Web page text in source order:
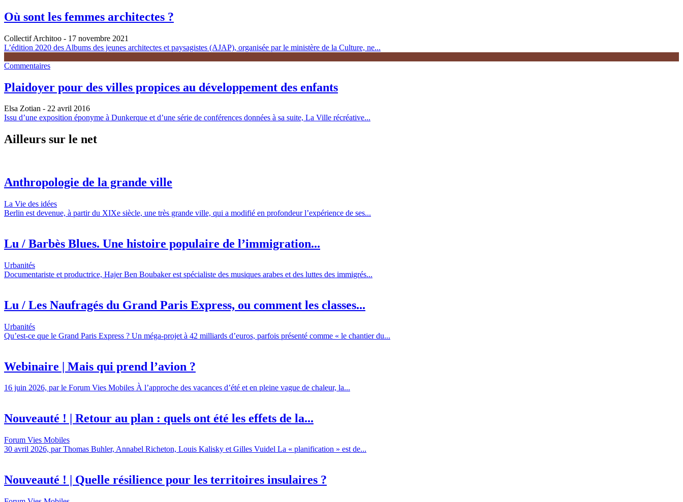
Où sont les femmes architectes ?
Collectif Architoo - 17 novembre 2021
L’édition 2020 des Albums des jeunes architectes et paysagistes (AJAP), organisée par le ministère de la Culture, ne...
Commentaires
Plaidoyer pour des villes propices au développement des enfants
Elsa Zotian - 22 avril 2016
Issu d’une exposition éponyme à Dunkerque et d’une série de conférences données à sa suite, La Ville récréative...
Ailleurs sur le net
Anthropologie de la grande ville
La Vie des idées
Berlin est devenue, à partir du XIXe siècle, une très grande ville, qui a modifié en profondeur l’expérience de ses...
Lu / Barbès Blues. Une histoire populaire de l’immigration...
Urbanités
Documentariste et productrice, Hajer Ben Boubaker est spécialiste des musiques arabes et des luttes des immigrés...
Lu / Les Naufragés du Grand Paris Express, ou comment les classes...
Urbanités
Qu’est-ce que le Grand Paris Express ? Un méga-projet à 42 milliards d’euros, parfois présenté comme « le chantier du...
Webinaire | Mais qui prend l’avion ?
16 juin 2026, par le Forum Vies Mobiles À l’approche des vacances d’été et en pleine vague de chaleur, la...
Nouveauté ! | Retour au plan : quels ont été les effets de la...
Forum Vies Mobiles
30 avril 2026, par Thomas Buhler, Annabel Richeton, Louis Kalisky et Gilles Vuidel La « planification » est de...
Nouveauté ! | Quelle résilience pour les territoires insulaires ?